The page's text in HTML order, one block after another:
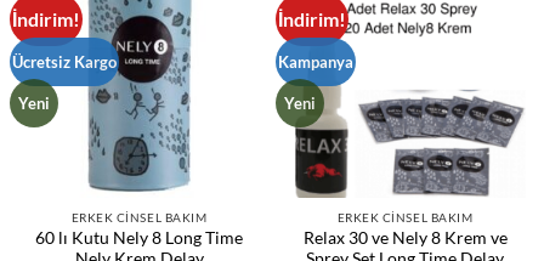
İndirim!
Ücretsiz Kargo
Yeni
ERKEK CINSEL BAKIM
60 lı Kutu Nely 8 Long Time
İndirim!
Kampanya
Yeni
ERKEK CINSEL BAKIM
Relax 30 ve Nely 8 Krem ve